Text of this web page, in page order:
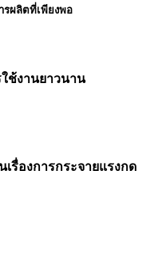
รผลิตที่เพียงพอ
ช้งานยาวนาน
รื่องการกระจายแรงกด